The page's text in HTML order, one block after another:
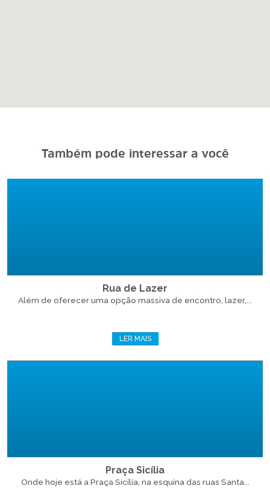
Também pode interessar a você
Rua de Lazer
Além de oferecer uma opção massiva de encontro, lazer,...
LER MAIS
Praça Sicília
Onde hoje está a Praça Sicília, na esquina das ruas Santa...